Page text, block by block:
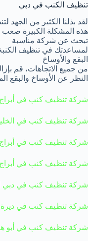
تنظيف الكنب في دبي
لقد بذلنا الكثير من
هذه المشكلة الكبيرة صعب
تبحث عن شركة مناسبة
لمساعدتك في تنظيف
البقع والأوساخ
من جميع الاتجاهات، قم
النظر عن الأوساخ والبقع
شركة تنظيف كنب في أبراج
شركة تنظيف كنب في
شركة تنظيف كنب في أبراج
شركة تنظيف كنب في أبراج
شركة تنظيف كنب في دبي
شركة تنظيف كنب في ديرة
شركة تنظيف كنب في أبو